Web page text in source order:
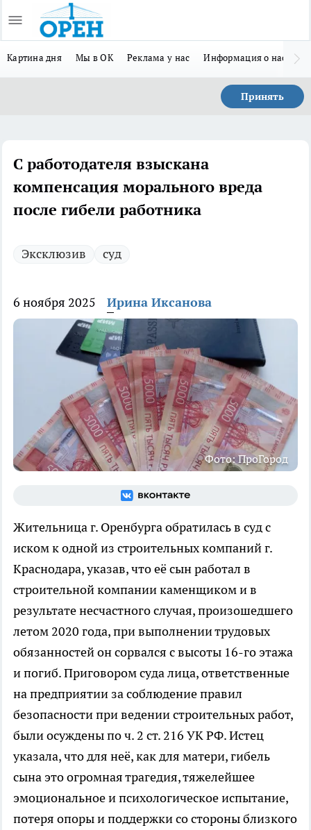
Картина дня Мы в ОК Реклама у нас Информация о нас
Принять
С работодателя взыскана
компенсация морального вреда
после гибели работника
Эксклюзив суд
6 ноября 2025 Ирина Иксанова
Фото: ПроГород
Жительница г. Оренбурга обратилась в суд с
иском к одной из строительных компаний г.
Краснодара, указав, что её сын работал в
строительной компании каменщиком и в
результате несчастного случая, произошедшего
летом 2020 года, при выполнении трудовых
обязанностей он сорвался с высоты 16-го этажа
и погиб. Приговором суда лица, ответственные
на предприятии за соблюдение правил
безопасности при ведении строительных работ,
были осуждены по ч. 2 ст. 216 УК РФ. Истец
указала, что для неё, как для матери, гибель
сына это огромная трагедия, тяжелейшее
эмоциональное и психологическое испытание,
потеря опоры и поддержки со стороны близкого